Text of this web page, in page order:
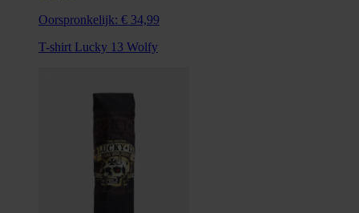
Oorspronkelijk: € 34,99
T-shirt Lucky 13 Wolfy